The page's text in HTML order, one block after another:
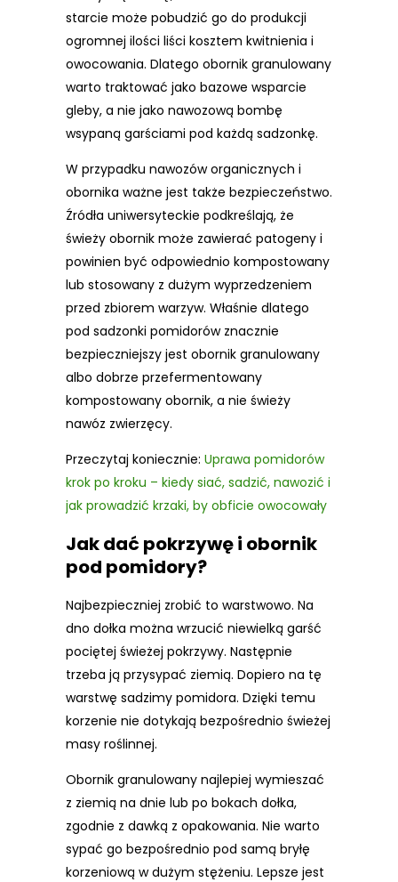
starcie może pobudzić go do produkcji
ogromnej ilości liści kosztem kwitnienia i
owocowania. Dlatego obornik granulowany
warto traktować jako bazowe wsparcie
gleby, a nie jako nawozową bombę
wsypaną garściami pod każdą sadzonkę.
W przypadku nawozów organicznych i
obornika ważne jest także bezpieczeństwo.
Źródła uniwersyteckie podkreślają, że
świeży obornik może zawierać patogeny i
powinien być odpowiednio kompostowany
lub stosowany z dużym wyprzedzeniem
przed zbiorem warzyw. Właśnie dlatego
pod sadzonki pomidorów znacznie
bezpieczniejszy jest obornik granulowany
albo dobrze przefermentowany
kompostowany obornik, a nie świeży
nawóz zwierzęcy.
Przeczytaj koniecznie: Uprawa pomidorów
krok po kroku – kiedy siać, sadzić, nawozić i
jak prowadzić krzaki, by obficie owocowały
Jak dać pokrzywę i obornik
pod pomidory?
Najbezpieczniej zrobić to warstwowo. Na
dno dołka można wrzucić niewielką garść
pociętej świeżej pokrzywy. Następnie
trzeba ją przysypać ziemią. Dopiero na tę
warstwę sadzimy pomidora. Dzięki temu
korzenie nie dotykają bezpośrednio świeżej
masy roślinnej.
Obornik granulowany najlepiej wymieszać
z ziemią na dnie lub po bokach dołka,
zgodnie z dawką z opakowania. Nie warto
sypać go bezpośrednio pod samą bryłę
korzeniową w dużym stężeniu. Lepsze jest